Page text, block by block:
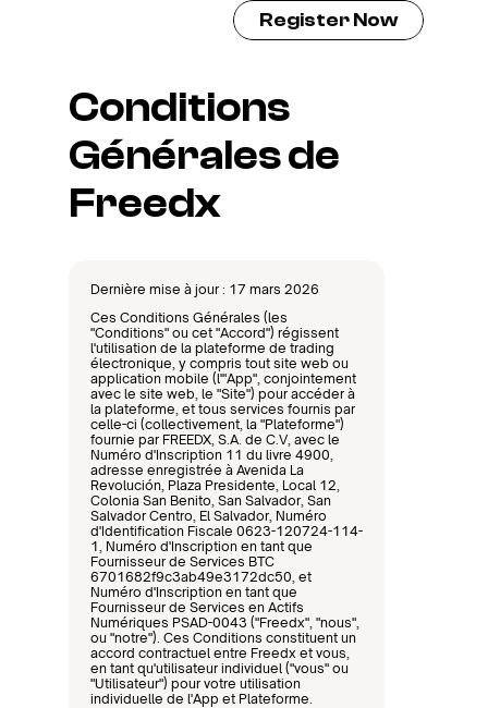
Register Now
Conditions
Générales de
Freedx
Dernière mise à jour : 17 mars 2026
Ces Conditions Générales (les
"Conditions" ou cet "Accord") régissent
l'utilisation de la plateforme de trading
électronique, y compris tout site web ou
application mobile (l'"App", conjointement
avec le site web, le "Site") pour accéder à
la plateforme, et tous services fournis par
celle-ci (collectivement, la "Plateforme")
fournie par FREEDX, S.A. de C.V, avec le
Numéro d'Inscription 11 du livre 4900,
adresse enregistrée à Avenida La
Revolución, Plaza Presidente, Local 12,
Colonia San Benito, San Salvador, San
Salvador Centro, El Salvador, Numéro
d'Identification Fiscale 0623-120724-114-
1, Numéro d'Inscription en tant que
Fournisseur de Services BTC
6701682f9c3ab49e3172dc50, et
Numéro d'Inscription en tant que
Fournisseur de Services en Actifs
Numériques PSAD-0043 ("Freedx", "nous",
ou "notre"). Ces Conditions constituent un
accord contractuel entre Freedx et vous,
en tant qu'utilisateur individuel ("vous" ou
"Utilisateur") pour votre utilisation
individuelle de l'App et Plateforme.